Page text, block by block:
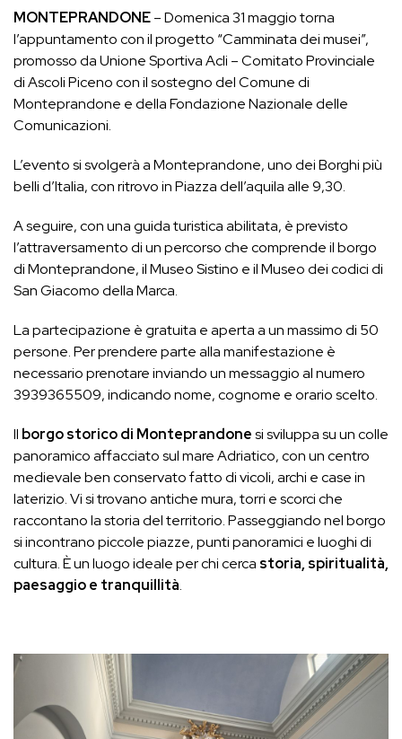
MONTEPRANDONE– Domenica 31 maggio torna
l’appuntamento con il progetto “Camminata dei musei”,
promosso da Unione Sportiva Acli – Comitato Provinciale
di Ascoli Piceno con il sostegno del Comune di
Monteprandone e della Fondazione Nazionale delle
Comunicazioni.
L’evento si svolgerà a Monteprandone, uno dei Borghi più
belli d’Italia, con ritrovo in Piazza dell’aquila alle 9,30.
A seguire, con una guida turistica abilitata, è previsto
l’attraversamento di un percorso che comprende il borgo
di Monteprandone, il Museo Sistino e il Museo dei codici di
San Giacomo della Marca.
La partecipazione è gratuita e aperta a un massimo di 50
persone. Per prendere parte alla manifestazione è
necessario prenotare inviando un messaggio al numero
3939365509, indicando nome, cognome e orario scelto.
Il borgo storico di Monteprandonesi sviluppa su un colle
panoramico affacciato sul mare Adriatico, con un centro
medievale ben conservato fatto di vicoli, archi e case in
laterizio. Vi si trovano antiche mura, torri e scorci che
raccontano la storia del territorio. Passeggiando nel borgo
si incontrano piccole piazze, punti panoramici e luoghi di
cultura. È un luogo ideale per chi cerca storia, spiritualità,
paesaggio e tranquillità.